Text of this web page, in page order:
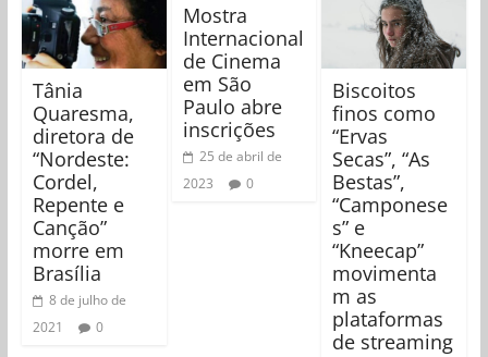
Tânia
Quaresma,
diretora de
“Nordeste:
Cordel,
Repente e
Canção”
morre em
Brasília
8 de julho de
2021
0
Mostra
Internacional
de Cinema
em São
Paulo abre
inscrições
25 de abril de
2023
0
Biscoitos
finos como
“Ervas
Secas”, “As
Bestas”,
“Camponese
s” e
“Kneecap”
movimenta
m as
plataformas
de streaming